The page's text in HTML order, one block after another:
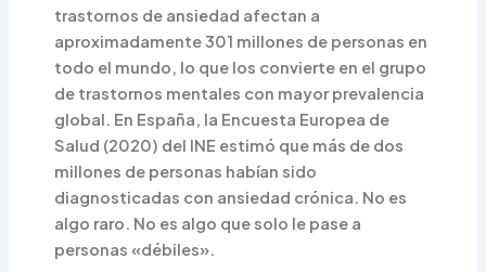
trastornos de ansiedad afectan a
aproximadamente 301 millones de personas en
todo el mundo, lo que los convierte en el grupo
de trastornos mentales con mayor prevalencia
global. En España, la Encuesta Europea de
Salud (2020) del INE estimó que más de dos
millones de personas habían sido
diagnosticadas con ansiedad crónica. No es
algo raro. No es algo que solo le pase a
personas «débiles».